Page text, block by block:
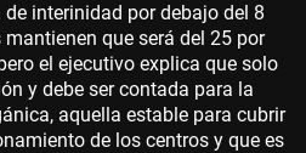
interinidad por debajo del 8
que será del 25 por
el ejecutivo explica que solo
y debe ser contada para la
aquella estable para cubrir
de los centros y que es